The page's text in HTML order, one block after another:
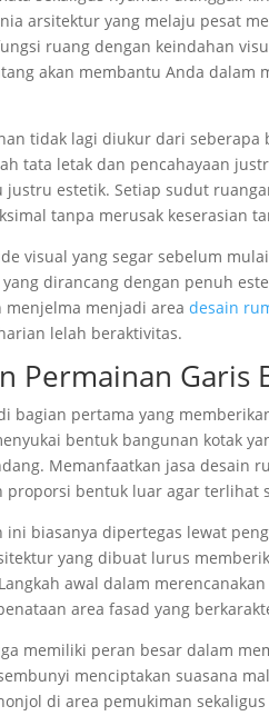
arsitektur yang melaju pesat
ruang dengan keindahan
akan membantu Anda dalam
tidak lagi diukur dari
tata letak dan pencahayaan
estetik. Setiap sudut
tanpa merusak keserasian
visual yang segar sebelum
dirancang dengan penuh
menjelma menjadi areadesain
lelah beraktivitas.
Permainan Garis
bagian pertama yang
bentuk bangunan kotak
Memanfaatkan jasa desain
bentuk luar agar terlihat
biasanya dipertegas lewat
yang dibuat lurus
awal dalam
area fasad yang
memiliki peran besar dalam
menciptakan suasana
di area pemukiman